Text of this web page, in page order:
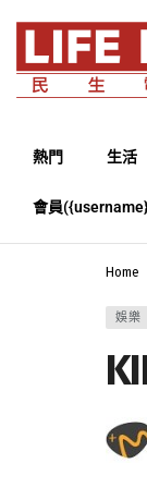
熱門 生活
會員
Home
娛樂